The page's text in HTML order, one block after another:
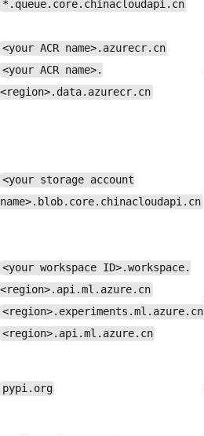
*.queue.core.chinacloudapi.cn
<your ACR name>.azurecr.cn
<your ACR name>.
<region>.data.azurecr.cn
<your storage account
name>.blob.core.chinacloudapi.cn
<your workspace ID>.workspace.
<region>.api.ml.azure.cn
<region>.experiments.ml.azure.cn
<region>.api.ml.azure.cn
pypi.org